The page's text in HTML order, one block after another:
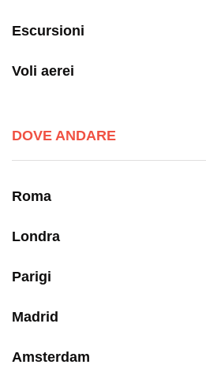
Escursioni
Voli aerei
DOVE ANDARE
Roma
Londra
Parigi
Madrid
Amsterdam